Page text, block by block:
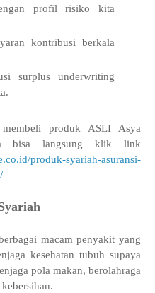
profil risiko kita
kontribusi berkala
surplus underwriting
produk ASLI Asya
bisa langsung klik link
produk-syariah-asuransi-
macam penyakit yang
kesehatan tubuh supaya
pola makan, berolahraga